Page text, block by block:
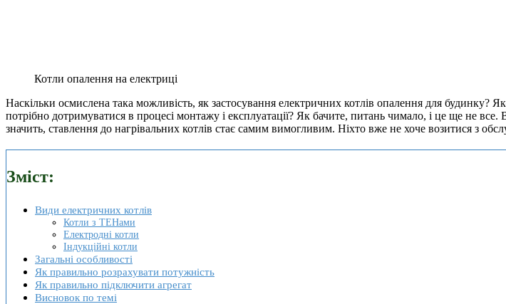
Котли опалення на електриці
Наскільки осмислена така можливість, як застосування електричних котлів опалення для будинку?
потрібно дотримуватися в процесі монтажу і експлуатації? Як бачите, питань чимало, і це ще не
значить, ставлення до нагрівальних котлів стає самим вимогливим. Ніхто вже не хоче возитися з
Зміст:
Види електричних котлів
Котли з ТЕНами
Електродні котли
Індукційні котли
Загальні особливості
Як правильно розрахувати потужність
Як правильно підключити агрегат
Висновок по темі